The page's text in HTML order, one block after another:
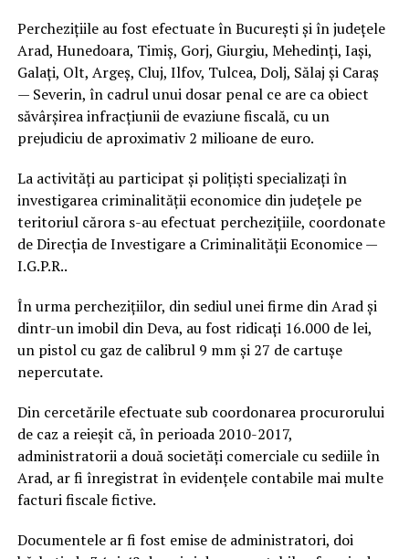
Perchezițiile au fost efectuate în București și în județele
Arad, Hunedoara, Timiș, Gorj, Giurgiu, Mehedinți, Iași,
Galați, Olt, Argeș, Cluj, Ilfov, Tulcea, Dolj, Sălaj și Caraș
— Severin, în cadrul unui dosar penal ce are ca obiect
săvârșirea infracțiunii de evaziune fiscală, cu un
prejudiciu de aproximativ 2 milioane de euro.
La activități au participat și polițiști specializați în
investigarea criminalității economice din județele pe
teritoriul cărora s-au efectuat perchezițiile, coordonate
de Direcția de Investigare a Criminalității Economice —
I.G.P.R..
În urma perchezițiilor, din sediul unei firme din Arad și
dintr-un imobil din Deva, au fost ridicați 16.000 de lei,
un pistol cu gaz de calibrul 9 mm și 27 de cartușe
nepercutate.
Din cercetările efectuate sub coordonarea procurorului
de caz a reieșit că, în perioada 2010-2017,
administratorii a două societăți comerciale cu sediile în
Arad, ar fi înregistrat în evidențele contabile mai multe
facturi fiscale fictive.
Documentele ar fi fost emise de administratori, doi